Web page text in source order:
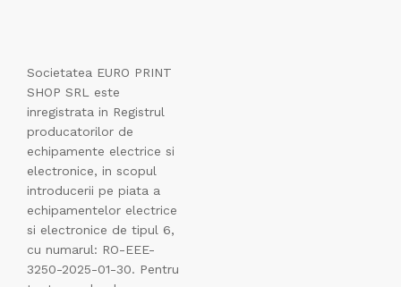
Societatea EURO PRINT
SHOP SRL este
inregistrata in Registrul
producatorilor de
echipamente electrice si
electronice, in scopul
introducerii pe piata a
echipamentelor electrice
si electronice de tipul 6,
cu numarul: RO-EEE-
3250-2025-01-30. Pentru